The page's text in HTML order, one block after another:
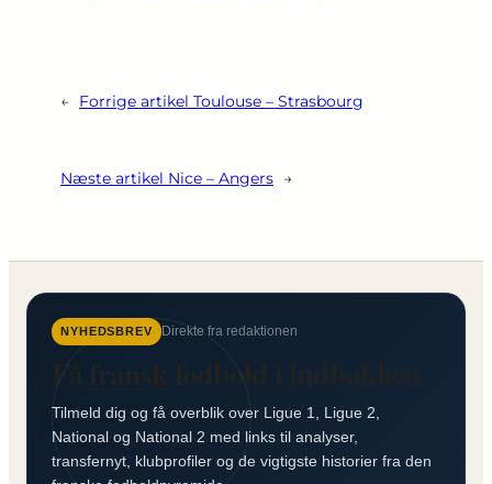
← Forrige artikel Toulouse – Strasbourg
Næste artikel Nice – Angers →
NYHEDSBREV Direkte fra redaktionen
Få fransk fodbold i indbakken
Tilmeld dig og få overblik over Ligue 1, Ligue 2,
National og National 2 med links til analyser,
transfernyt, klubprofiler og de vigtigste historier fra den